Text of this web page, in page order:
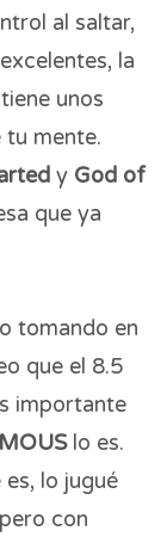
al saltar,
la
unos
tu mente.
y God of
que ya
tomando en
que el 8.5
importante
lo es.
lo jugué
con